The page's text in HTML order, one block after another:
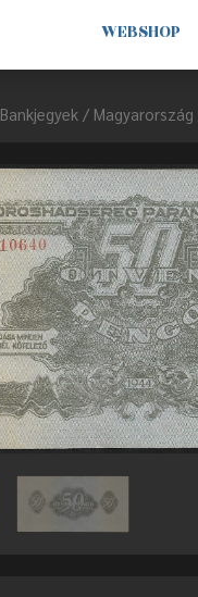
WEBSHOP
Bankjegyek / Magyarország